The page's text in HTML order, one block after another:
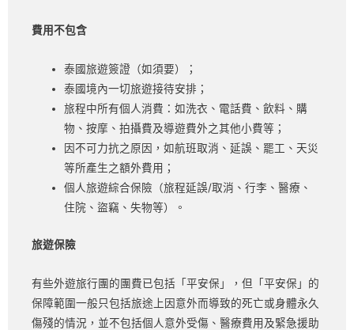
費用不包含
泰國旅遊簽證（如須要）；
泰國境內一切旅遊接待安排；
旅程中所有個人消費：如洗衣、電話費、飲料、購
物、按摩、拍攝費及導遊費外之其他小費等；
因不可力抗之原因，如航班取消、延誤、罷工、天災
等所產生之額外費用；
個人旅遊綜合保險（旅程延誤/取消、行李、醫療、
住院、盜竊、失物等）。
旅遊保險
有些外遊旅行團的團費已包括「平安保」，但「平安保」的
保障範圍一般只包括旅途上因意外而導致的死亡或身體永久
傷殘的情況，並不包括個人意外受傷、醫療費用及緊急援助